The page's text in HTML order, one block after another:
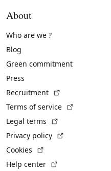
About
Who are we ?
Blog
Green commitment
Press
Recruitment
Terms of service
Legal terms
Privacy policy
Cookies
Help center